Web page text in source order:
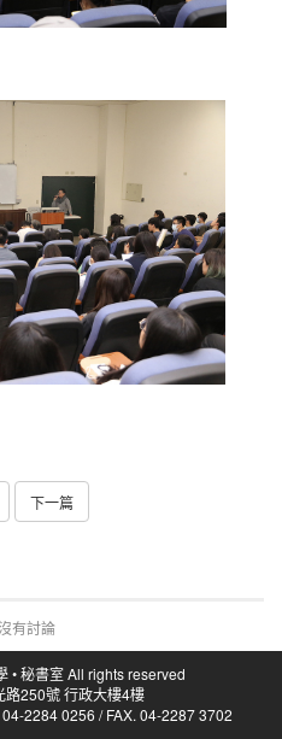
下一篇
有討論
• 秘書室 All rights reserved
路250號 行政大樓4樓
2284 0256 / FAX. 04-2287 3702